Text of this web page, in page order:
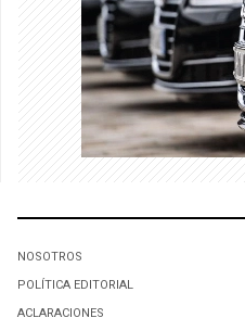
NOSOTROS
POLÍTICA EDITORIAL
ACLARACIONES